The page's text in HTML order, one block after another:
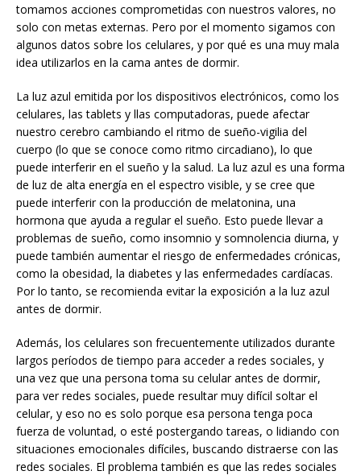
tomamos acciones comprometidas con nuestros valores, no
solo con metas externas. Pero por el momento sigamos con
algunos datos sobre los celulares, y por qué es una muy mala
idea utilizarlos en la cama antes de dormir.
La luz azul emitida por los dispositivos electrónicos, como los
celulares, las tablets y llas computadoras, puede afectar
nuestro cerebro cambiando el ritmo de sueño-vigilia del
cuerpo (lo que se conoce como ritmo circadiano), lo que
puede interferir en el sueño y la salud. La luz azul es una forma
de luz de alta energía en el espectro visible, y se cree que
puede interferir con la producción de melatonina, una
hormona que ayuda a regular el sueño. Esto puede llevar a
problemas de sueño, como insomnio y somnolencia diurna, y
puede también aumentar el riesgo de enfermedades crónicas,
como la obesidad, la diabetes y las enfermedades cardíacas.
Por lo tanto, se recomienda evitar la exposición a la luz azul
antes de dormir.
Además, los celulares son frecuentemente utilizados durante
largos períodos de tiempo para acceder a redes sociales, y
una vez que una persona toma su celular antes de dormir,
para ver redes sociales, puede resultar muy difícil soltar el
celular, y eso no es solo porque esa persona tenga poca
fuerza de voluntad, o esté postergando tareas, o lidiando con
situaciones emocionales difíciles, buscando distraerse con las
redes sociales. El problema también es que las redes sociales